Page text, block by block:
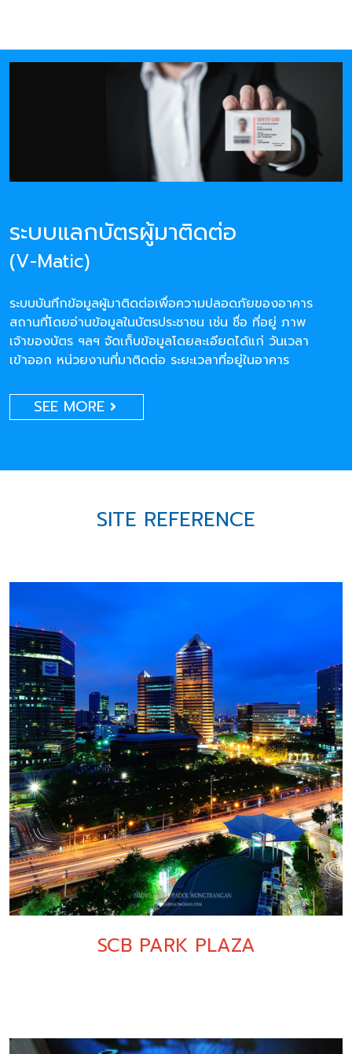
ระบบแลกบัตรผู้มาติดต่อ
(V-Matic)
ระบบบันทึกข้อมูลผู้มาติดต่อเพื่อความปลอดภัยของอาคาร
สถานที่โดยอ่านข้อมูลในบัตรประชาชน เช่น ชื่อ ที่อยู่ ภาพ
เจ้าของบัตร ฯลฯ จัดเก็บข้อมูลโดยละเอียดได้แก่ วันเวลา
เข้าออก หน่วยงานที่มาติดต่อ ระยะเวลาที่อยู่ในอาคาร
SEE MORE
SITE REFERENCE
SCB PARK PLAZA